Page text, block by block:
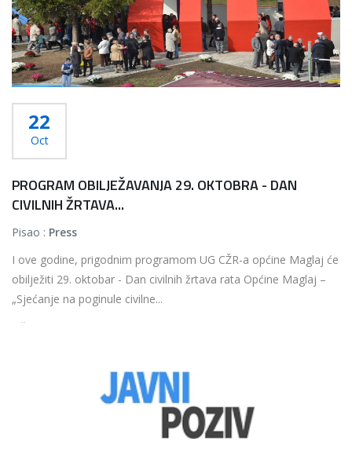
22
Oct
PROGRAM OBILJEŽAVANJA 29. OKTOBRA - DAN
CIVILNIH ŽRTAVA...
Pisao : Press
I ove godine, prigodnim programom UG CŽR-a općine Maglaj će
obilježiti 29. oktobar - Dan civilnih žrtava rata Općine Maglaj –
„Sjećanje na poginule civilne...
Više...